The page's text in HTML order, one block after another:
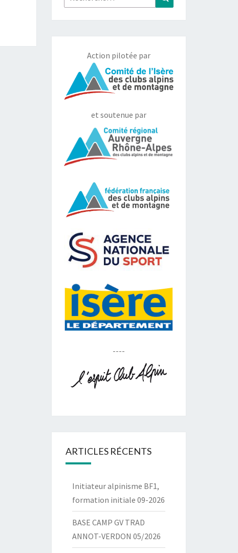
Action pilotée par
et soutenue par
----
ARTICLES RÉCENTS
Initiateur alpinisme BF1,
formation initiale 09-2026
BASE CAMP GV TRAD
ANNOT-VERDON 05/2026